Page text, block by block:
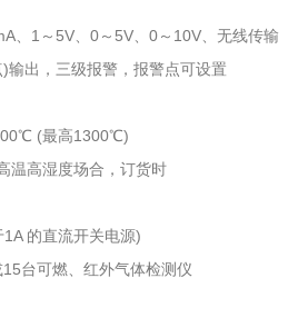
1～5V、0～5V、0～10V、无线传输
出，三级报警，报警点可设置
(最高1300℃)
高湿度场合，订货时
的直流开关电源)
台可燃、红外气体检测仪